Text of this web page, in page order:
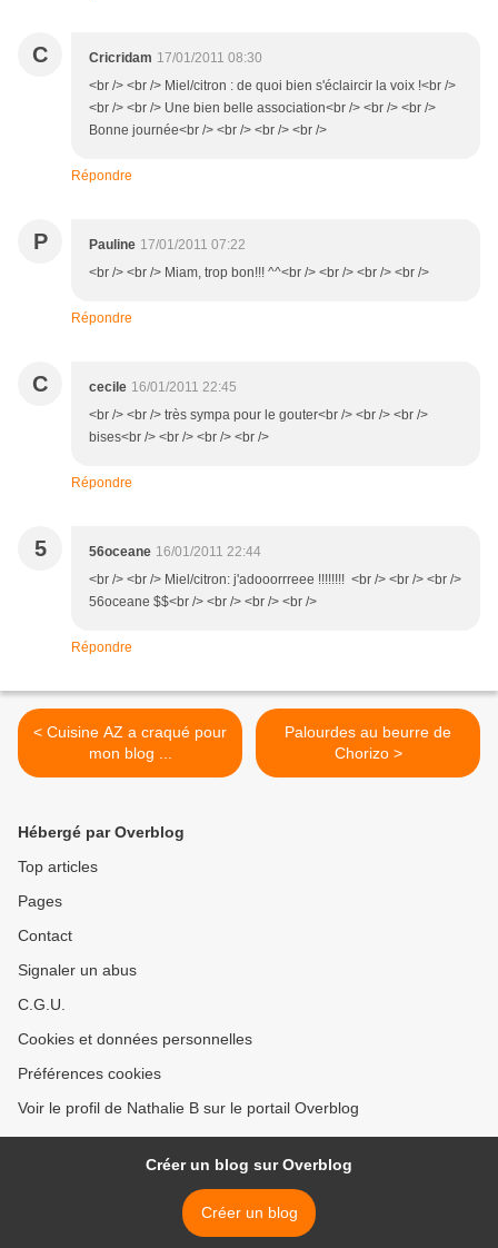
C Cricridam 17/01/2011 08:30
<br /> <br /> Miel/citron : de quoi bien s'éclaircir la voix !<br />
<br /> <br /> Une bien belle association<br /> <br /> <br />
Bonne journée<br /> <br /> <br /> <br />
Répondre
P Pauline 17/01/2011 07:22
<br /> <br /> Miam, trop bon!!! ^^<br /> <br /> <br /> <br />
Répondre
C cecile 16/01/2011 22:45
<br /> <br /> très sympa pour le gouter<br /> <br /> <br />
bises<br /> <br /> <br /> <br />
Répondre
5 56oceane 16/01/2011 22:44
<br /> <br /> Miel/citron: j'adooorrreee !!!!!!!! <br /> <br /> <br />
56oceane $$<br /> <br /> <br /> <br />
Répondre
< Cuisine AZ a craqué pour
mon blog ...
Palourdes au beurre de
Chorizo >
Hébergé par Overblog
Top articles
Pages
Contact
Signaler un abus
C.G.U.
Cookies et données personnelles
Préférences cookies
Voir le profil de Nathalie B sur le portail Overblog
Créer un blog sur Overblog
Créer un blog